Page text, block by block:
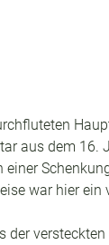
aus dem 16.
war hier ein
der